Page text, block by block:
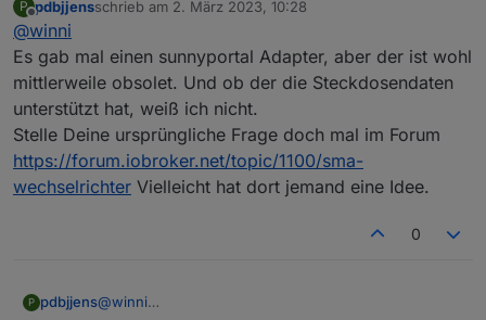
habe ich allerdings auch nicht. Besonders ärgerlich für
alten abgelöst hat und bei dem diese Dosen nicht mehr
P
Offline
pdbjjensschrieb am 2. März 2023, 10:28
zuletzt editiert von
@winni
Es gab mal einen sunnyportal Adapter, aber der ist wohl
mittlerweile obsolet. Und ob der die Steckdosendaten
unterstützt hat, weiß ich nicht.
Stelle Deine ursprüngliche Frage doch mal im Forum
https://forum.iobroker.net/topic/1100/sma-
wechselrichter Vielleicht hat dort jemand eine Idee.
0
P pdbjjens@winni